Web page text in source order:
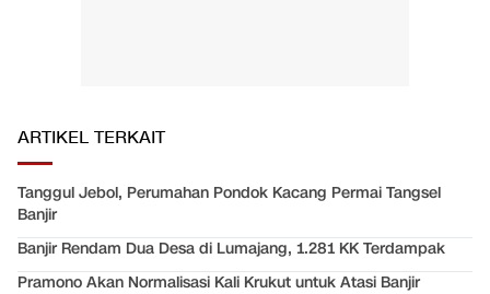
ARTIKEL TERKAIT
Tanggul Jebol, Perumahan Pondok Kacang Permai Tangsel
Banjir
Banjir Rendam Dua Desa di Lumajang, 1.281 KK Terdampak
Pramono Akan Normalisasi Kali Krukut untuk Atasi Banjir